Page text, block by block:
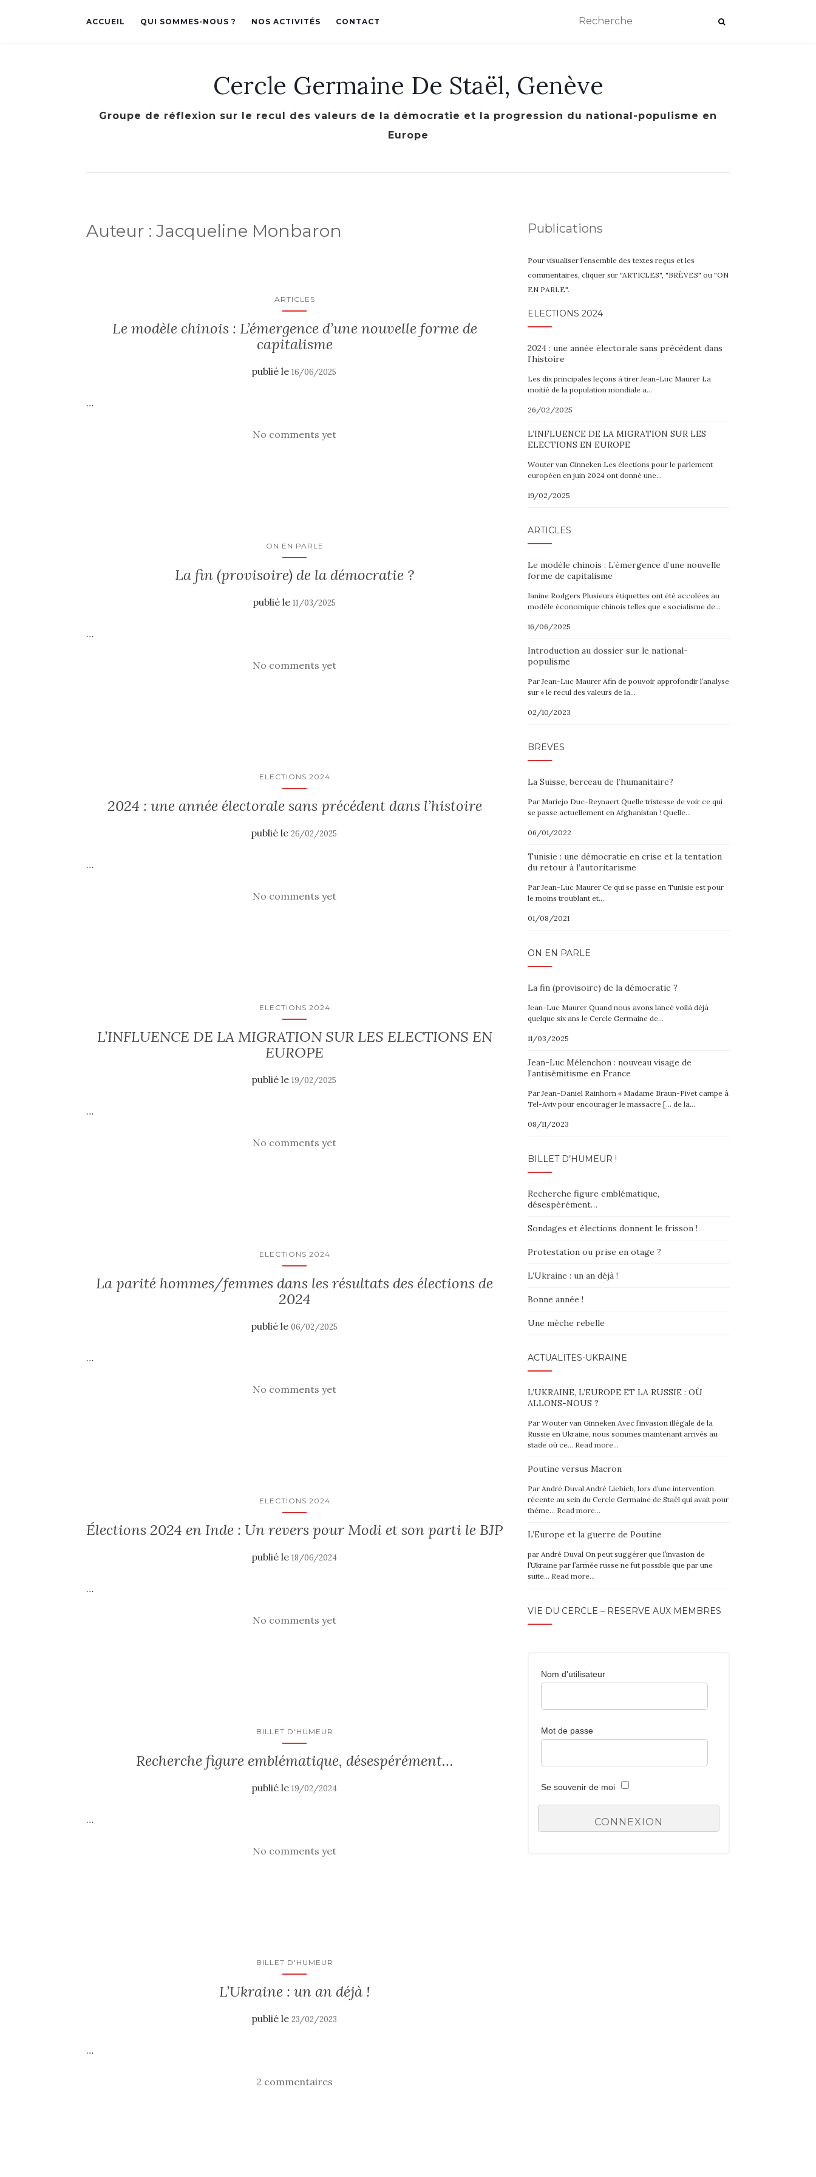
ACCUEIL QUI SOMMES-NOUS ? NOS ACTIVITÉS CONTACT
Cercle Germaine De Staël, Genève
Groupe de réflexion sur le recul des valeurs de la démocratie et la progression du national-populisme en
Europe
Auteur : Jacqueline Monbaron
ARTICLES
Le modèle chinois : L’émergence d’une nouvelle forme de
capitalisme
publié le16/06/2025
…
No comments yet
ON EN PARLE
La fin (provisoire) de la démocratie ?
publié le 11/03/2025
…
No comments yet
ELECTIONS 2024
2024 : une année électorale sans précédent dans l’histoire
publié le26/02/2025
…
No comments yet
ELECTIONS 2024
L’INFLUENCE DE LA MIGRATION SUR LES ELECTIONS EN
EUROPE
publié le19/02/2025
…
No comments yet
ELECTIONS 2024
La parité hommes/femmes dans les résultats des élections de
2024
publié le 06/02/2025
…
No comments yet
ELECTIONS 2024
Élections 2024 en Inde : Un revers pour Modi et son parti le BJP
publié le 18/06/2024
…
No comments yet
BILLET D'HUMEUR
Recherche figure emblématique, désespérément…
publié le 19/02/2024
…
No comments yet
BILLET D'HUMEUR
L’Ukraine : un an déjà !
publié le 23/02/2023
…
2 commentaires
Publications
Pour visualiser l’ensemble des textes reçus et les
commentaires, cliquer sur "ARTICLES", "BRÈVES" ou "ON
EN PARLE".
ELECTIONS 2024
2024 : une année électorale sans précédent dans
l’histoire
Les dix principales leçons à tirer Jean-Luc Maurer La
moitié de la population mondiale a…
26/02/2025
L’INFLUENCE DE LA MIGRATION SUR LES
ELECTIONS EN EUROPE
Wouter van Ginneken Les élections pour le parlement
européen en juin 2024 ont donné une…
19/02/2025
ARTICLES
Le modèle chinois : L’émergence d’une nouvelle
forme de capitalisme
Janine Rodgers Plusieurs étiquettes ont été accolées au
modèle économique chinois telles que « socialisme de…
16/06/2025
Introduction au dossier sur le national-
populisme
Par Jean-Luc Maurer Afin de pouvoir approfondir l’analyse
sur « le recul des valeurs de la…
02/10/2023
BRÈVES
La Suisse, berceau de l’humanitaire?
Par Mariejo Duc-Reynaert Quelle tristesse de voir ce qui
se passe actuellement en Afghanistan ! Quelle…
06/01/2022
Tunisie : une démocratie en crise et la tentation
du retour à l’autoritarisme
Par Jean-Luc Maurer Ce qui se passe en Tunisie est pour
le moins troublant et…
01/08/2021
ON EN PARLE
La fin (provisoire) de la démocratie ?
Jean-Luc Maurer Quand nous avons lancé voilà déjà
quelque six ans le Cercle Germaine de…
11/03/2025
Jean-Luc Mélenchon : nouveau visage de
l’antisémitisme en France
Par Jean-Daniel Rainhorn « Madame Braun-Pivet campe à
Tel-Aviv pour encourager le massacre [… de la…
08/11/2023
BILLET D’HUMEUR !
Recherche figure emblématique,
désespérément…
Sondages et élections donnent le frisson !
Protestation ou prise en otage ?
L’Ukraine : un an déjà !
Bonne année !
Une mèche rebelle
ACTUALITÉS-UKRAINE
L’UKRAINE, L’EUROPE ET LA RUSSIE : OÙ
ALLONS-NOUS ?
Par Wouter van Ginneken Avec l’invasion illégale de la
Russie en Ukraine, nous sommes maintenant arrivés au
stade où ce… Read more…
Poutine versus Macron
Par André Duval André Liebich, lors d’une intervention
récente au sein du Cercle Germaine de Staël qui avait pour
thème… Read more…
L’Europe et la guerre de Poutine
par André Duval On peut suggérer que l’invasion de
l’Ukraine par l’armée russe ne fut possible que par une
suite… Read more…
VIE DU CERCLE – RÉSERVÉ AUX MEMBRES
Nom d'utilisateur
Mot de passe
Se souvenir de moi